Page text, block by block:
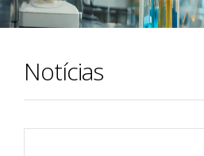
Notícias